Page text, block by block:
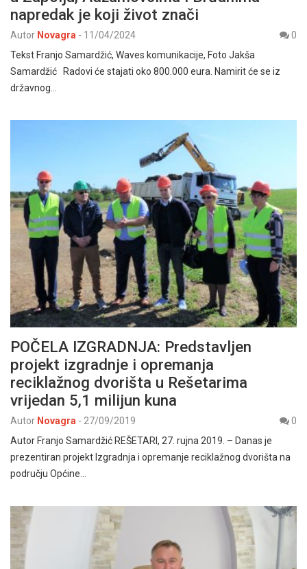
napredak je koji život znači
Autor Novagra - 11/04/2024
0
Tekst Franjo Samardžić, Waves komunikacije, Foto Jakša
Samardžić Radovi će stajati oko 800.000 eura. Namirit će se iz
državnog…
POČELA IZGRADNJA: Predstavljen
projekt izgradnje i opremanja
reciklažnog dvorišta u Rešetarima
vrijedan 5,1 milijun kuna
Autor Novagra - 27/09/2019
0
Autor Franjo Samardžić REŠETARI, 27. rujna 2019. – Danas je
prezentiran projekt Izgradnja i opremanje reciklažnog dvorišta na
području Općine…